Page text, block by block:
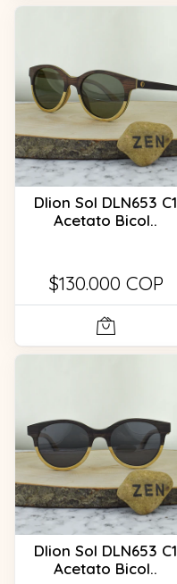
Dlion Sol DLN653 C1
Acetato Bicol..
$130.000 COP
Dlion Sol DLN653 C1
Acetato Bicol..